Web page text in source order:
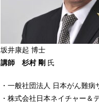
坂井康起 博士
講師 杉村 剛 氏
・一般社団法人 日本がん難
・株式会社日本ネイチャー＆